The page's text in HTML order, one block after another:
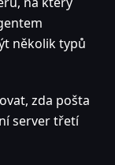
několik typů
zda pošta
server třetí